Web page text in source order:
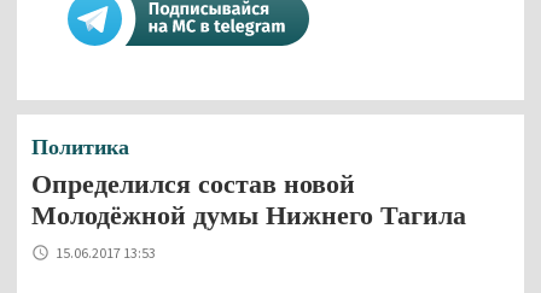
Политика
Определился состав новой
Молодёжной думы Нижнего Тагила
15.06.2017 13:53